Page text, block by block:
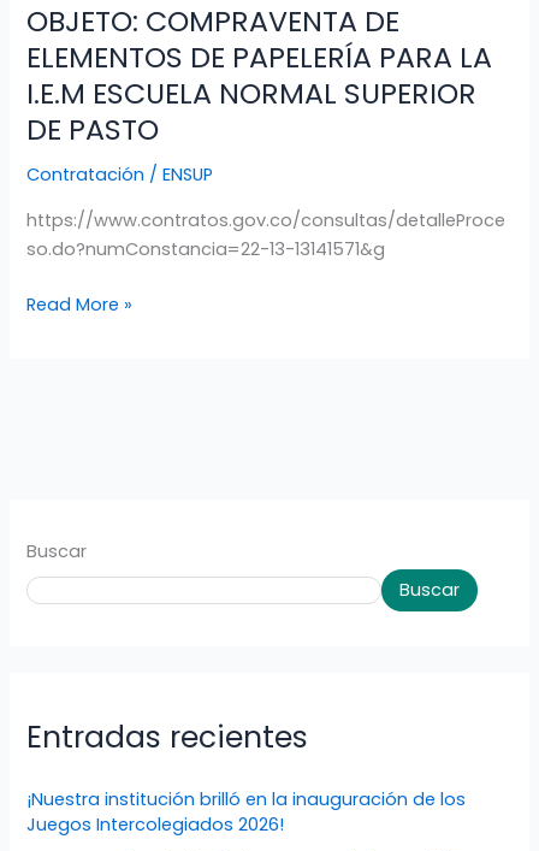
OBJETO: COMPRAVENTA DE
ELEMENTOS DE PAPELERÍA PARA LA
I.E.M ESCUELA NORMAL SUPERIOR
DE PASTO
Contratación /ENSUP
https://www.contratos.gov.co/consultas/detalleProce
so.do?numConstancia=22-13-13141571&g
OBJETO:
COMPRAVENTA
DE
ELEMENTOS
DE
LA
I.E.M
NORMAL
Read More »
Buscar
Buscar
Entradas recientes
¡Nuestra institución brilló en la inauguración de los
Juegos Intercolegiados 2026!